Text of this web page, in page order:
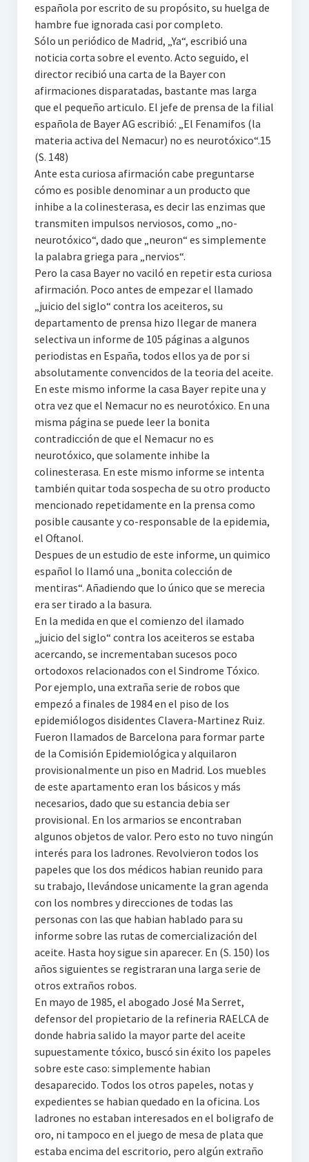
española por escrito de su propósito, su huelga de
hambre fue ignorada casi por completo.
Sólo un periódico de Madrid, „Ya“, escribió una
noticia corta sobre el evento. Acto seguido, el
director recibió una carta de la Bayer con
afirmaciones disparatadas, bastante mas larga
que el pequeño articulo. El jefe de prensa de la filial
española de Bayer AG escribió: „El Fenamifos (la
materia activa del Nemacur) no es neurotóxico“.15
(S. 148)
Ante esta curiosa afirmación cabe preguntarse
cómo es posible denominar a un producto que
inhibe a la colinesterasa, es decir las enzimas que
transmiten impulsos nerviosos, como „no-
neurotóxico“, dado que „neuron“ es simplemente
la palabra griega para „nervios“.
Pero la casa Bayer no vaciló en repetir esta curiosa
afirmación. Poco antes de empezar el llamado
„juicio del siglo“ contra los aceiteros, su
departamento de prensa hizo Ilegar de manera
selectiva un informe de 105 páginas a algunos
periodistas en España, todos ellos ya de por si
absolutamente convencidos de la teoria del aceite.
En este mismo informe la casa Bayer repite una y
otra vez que el Nemacur no es neurotóxico. En una
misma página se puede leer la bonita
contradicción de que el Nemacur no es
neurotóxico, que solamente inhibe la
colinesterasa. En este mismo informe se intenta
también quitar toda sospecha de su otro producto
mencionado repetidamente en la prensa como
posible causante y co-responsable de la epidemia,
el Oftanol.
Despues de un estudio de este informe, un quimico
español lo Ilamó una „bonita colección de
mentiras“. Añadiendo que lo único que se merecia
era ser tirado a la basura.
En la medida en que el comienzo del ilamado
„juicio del siglo“ contra los aceiteros se estaba
acercando, se incrementaban sucesos poco
ortodoxos relacionados con el Sindrome Tóxico.
Por ejemplo, una extraña serie de robos que
empezó a finales de 1984 en el piso de los
epidemiólogos disidentes Clavera-Martinez Ruiz.
Fueron Ilamados de Barcelona para formar parte
de la Comisión Epidemiológica y alquilaron
provisionalmente un piso en Madrid. Los muebles
de este apartamento eran los básicos y más
necesarios, dado que su estancia debia ser
provisional. En los armarios se encontraban
algunos objetos de valor. Pero esto no tuvo ningún
interés para los ladrones. Revolvieron todos los
papeles que los dos médicos habian reunido para
su trabajo, llevándose unicamente la gran agenda
con los nombres y direcciones de todas las
personas con las que habian hablado para su
informe sobre las rutas de comercialización del
aceite. Hasta hoy sigue sin aparecer. En (S. 150) los
años siguientes se registraran una larga serie de
otros extraños robos.
En mayo de 1985, el abogado José Ma Serret,
defensor del propietario de la refineria RAELCA de
donde habria salido la mayor parte del aceite
supuestamente tóxico, buscó sin éxito los papeles
sobre este caso: simplemente habian
desaparecido. Todos los otros papeles, notas y
expedientes se habian quedado en la oficina. Los
ladrones no estaban interesados en el boligrafo de
oro, ni tampoco en el juego de mesa de plata que
estaba encima del escritorio, pero algún extraño